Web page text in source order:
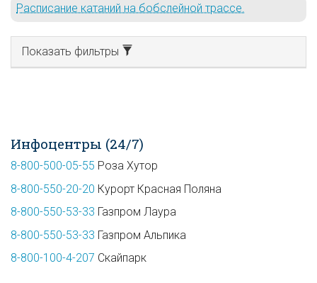
Расписание катаний на бобслейной трассе.
Показать фильтры
Инфоцентры (24/7)
8-800-500-05-55 Роза Хутор
8-800-550-20-20 Курорт Красная Поляна
8-800-550-53-33 Газпром Лаура
8-800-550-53-33 Газпром Альпика
8-800-100-4-207 Скайпарк